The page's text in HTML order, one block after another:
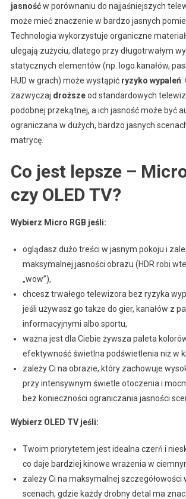
jasnośćw porównaniu do najjaśniejszych
może mieć znaczenie w bardzo jasnych
Technologia wykorzystuje organiczne
ulegają zużyciu, dlatego przy długotrwałym
statycznych elementów (np. logo kanałów,
HUD w grach) może wystąpić ryzyko wypaleń
zazwyczaj droższeod standardowych
podobnej przekątnej, a ich jasność może być
ograniczana w dużych, bardzo jasnych
matrycę.
Co jest lepsze –
czy OLED TV?
Wybierz Micro RGB jeśli:
oglądasz dużo treści w jasnym pokoju i
maksymalnej jasności obrazu (HDR robi
„wow”),
chcesz trwałego telewizora bez ryzyka
jeśli używasz go także do gier, kanałów z
informacyjnymi albo sportu,
ważna jest dla Ciebie żywsza paleta
efektywność świetlna podświetlenia niż w
zależy Ci na obrazie, który zachowuje
przy intensywnym świetle otoczenia i
bez konieczności ograniczania jasności
Wybierz OLED TV jeśli:
Twoim priorytetem jest idealna czerń i
co daje bardziej kinowe wrażenia w
zależy Ci na maksymalnej szczegółowości
scenach, gdzie każdy drobny detal ma